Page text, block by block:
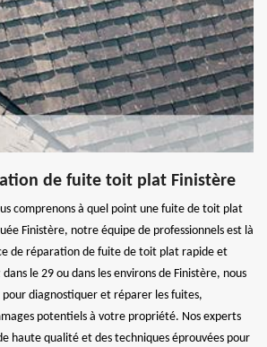
de fuite toit plat Finistère
comprenons à quel point une fuite de toit plat
Finistère, notre équipe de professionnels est là
de réparation de fuite de toit plat rapide et
le 29 ou dans les environs de Finistère, nous
diagnostiquer et réparer les fuites,
potentiels à votre propriété. Nos experts
haute qualité et des techniques éprouvées pour